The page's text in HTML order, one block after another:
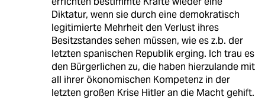
Diktatur, wenn sie durch eine demokratisch
legitimierte Mehrheit den Verlust ihres
Besitzstandes sehen müssen, wie es z.b. der
letzten spanischen Republik erging. Ich trau es
den Bürgerlichen zu, die haben hierzulande mit
all ihrer ökonomischen Kompetenz in der
letzten großen Krise Hitler an die Macht gehift.